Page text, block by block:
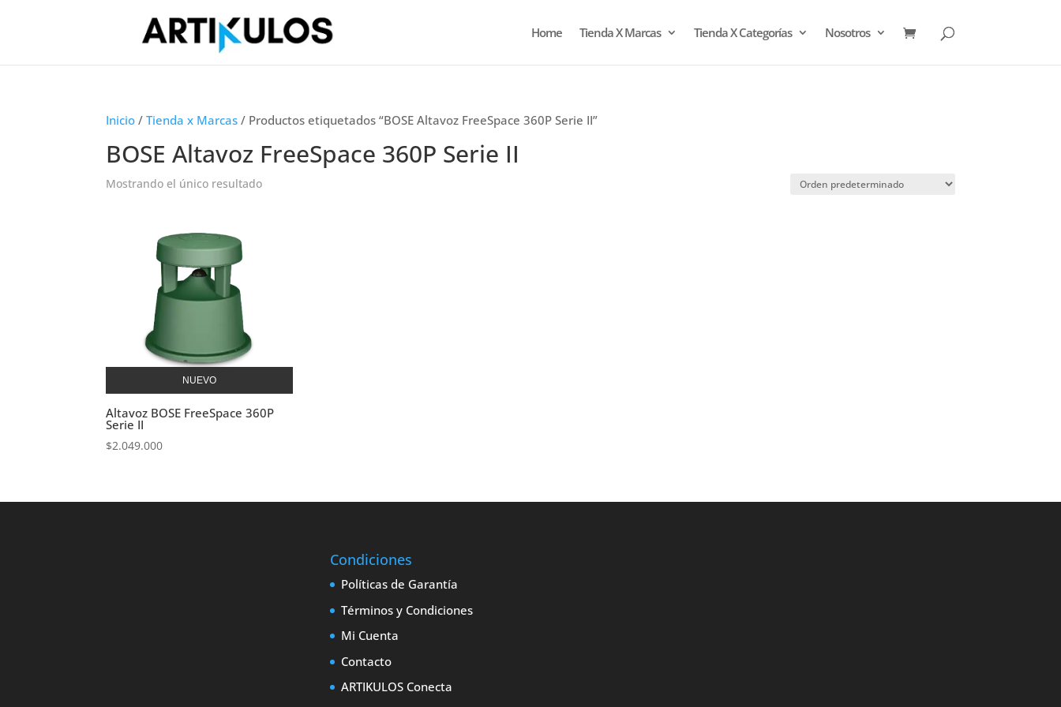
Home Tienda X Marcas Tienda X Categorías Nosotros
Inicio /Tienda x Marcas / Productos etiquetados “BOSE Altavoz FreeSpace 360P Serie II”
BOSE Altavoz FreeSpace 360P Serie II
Mostrando el único resultado
NUEVO
Altavoz BOSE FreeSpace 360P
Serie II
$2.049.000
Condiciones
Políticas de Garantía
Términos y Condiciones
Mi Cuenta
Contacto
ARTIKULOS Conecta